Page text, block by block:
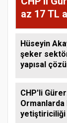
az 17 TL
Hüseyin
şeker
yapısal
CHP'li
Ormanlarda